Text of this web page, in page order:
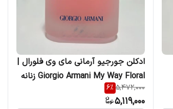
ادکلن جورجیو آرمانی مای وی فلورال |
Giorgio Armani My Way Floral زنانه
5,472,000
6%
5,119,000